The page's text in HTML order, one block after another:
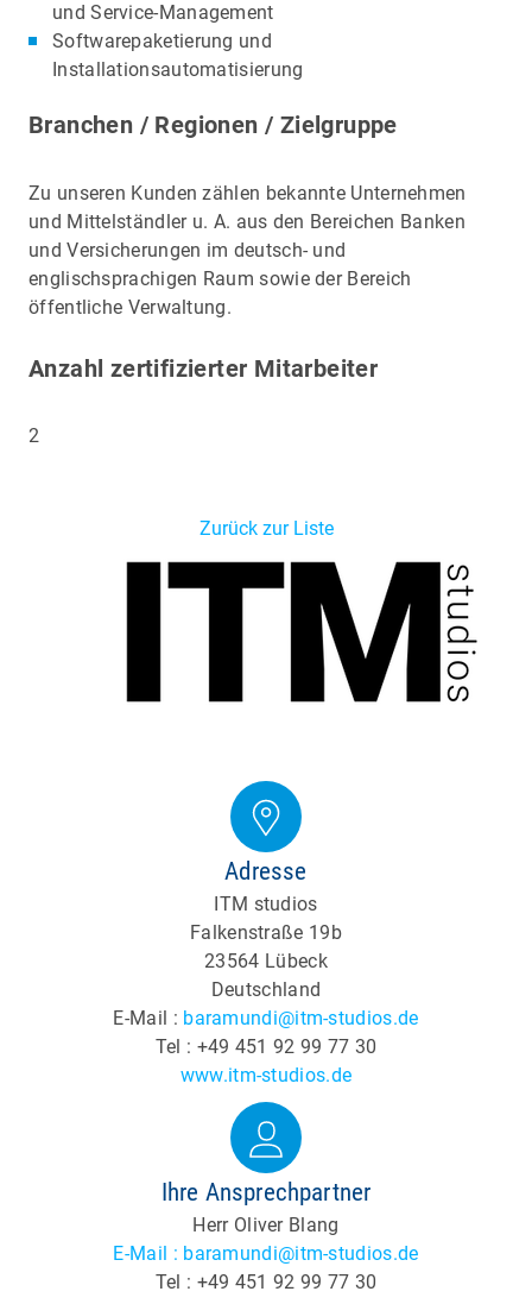
und Service-Management
Softwarepaketierung und
Installationsautomatisierung
Branchen / Regionen / Zielgruppe
Zu unseren Kunden zählen bekannte Unternehmen
und Mittelständler u. A. aus den Bereichen Banken
und Versicherungen im deutsch- und
englischsprachigen Raum sowie der Bereich
öffentliche Verwaltung.
Anzahl zertifizierter Mitarbeiter
2
Zurück zur Liste
Adresse
ITM studios
Falkenstraße 19b
23564 Lübeck
Deutschland
E-Mail : baramundi@itm-studios.de
Tel : +49 451 92 99 77 30
www.itm-studios.de
Ihre Ansprechpartner
Herr Oliver Blang
E-Mail : baramundi@itm-studios.de
Tel : +49 451 92 99 77 30